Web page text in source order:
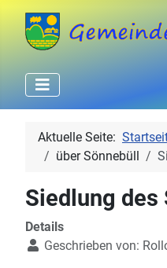
Aktuelle Seite:
über Sönnebüll
Siedlung des
Details
Geschrieben von: